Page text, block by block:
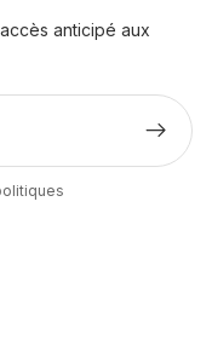
anticipé aux